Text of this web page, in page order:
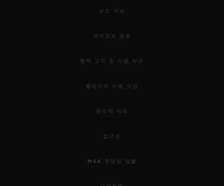
보도 자료
개인정보 보호
법적 고지 및 이용 약관
웹사이트 이용 약관
윤리적 약속
접근성
MSA 투명성 법률